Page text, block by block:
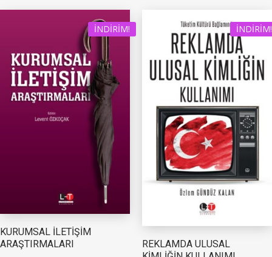
İNDIRIM!
KURUMSAL İLETİŞİM
ARAŞTIRMALARI
İNDIRIM!
REKLAMDA ULUSAL